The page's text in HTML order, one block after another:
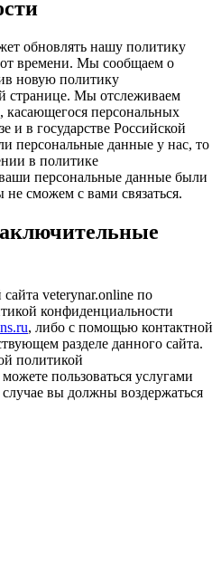
обновлять нашу политику
времени. Мы сообщаем о
новую политику
странице. Мы отслеживаем
касающегося персональных
и в государстве Российской
персональные данные у нас, то
в политике
персональные данные были
сможем с вами связаться.
veterynar.online по
конфиденциальности
, либо с помощью контактной
разделе данного сайта.
политикой
пользоваться услугами
вы должны воздержаться